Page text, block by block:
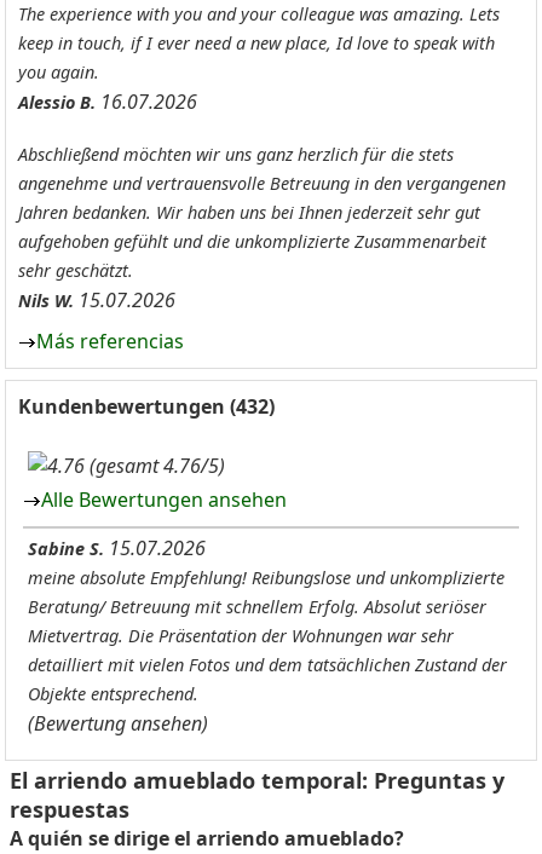
The experience with you and your colleague was amazing. Lets
keep in touch, if I ever need a new place, Id love to speak with
you again.
Alessio B. 16.07.2026
Abschließend möchten wir uns ganz herzlich für die stets
angenehme und vertrauensvolle Betreuung in den vergangenen
Jahren bedanken. Wir haben uns bei Ihnen jederzeit sehr gut
aufgehoben gefühlt und die unkomplizierte Zusammenarbeit
sehr geschätzt.
Nils W. 15.07.2026
Más referencias
Kundenbewertungen (432)
(gesamt 4.76/5)
Alle Bewertungen ansehen
Sabine S. 15.07.2026
meine absolute Empfehlung! Reibungslose und unkomplizierte
Beratung/ Betreuung mit schnellem Erfolg. Absolut seriöser
Mietvertrag. Die Präsentation der Wohnungen war sehr
detailliert mit vielen Fotos und dem tatsächlichen Zustand der
Objekte entsprechend.
(Bewertung ansehen)
El arriendo amueblado temporal: Preguntas y
respuestas
A quién se dirige el arriendo amueblado?